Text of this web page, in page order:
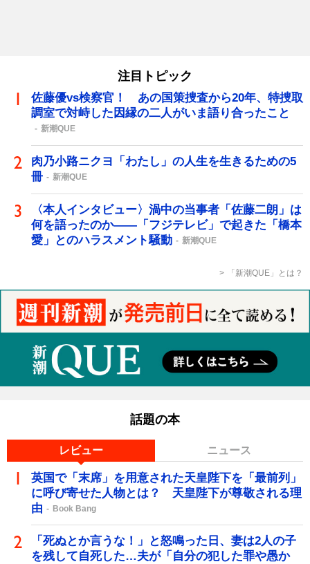
注目トピック
佐藤優vs検察官！ あの国策捜査から20年、特捜取
調室で対峙した因縁の二人がいま語り合ったこと
新潮QUE
肉乃小路ニクヨ「わたし」の人生を生きるための5
冊
新潮QUE
〈本人インタビュー〉渦中の当事者「佐藤二朗」は
何を語ったのか――「フジテレビ」で起きた「橋本
愛」とのハラスメント騒動
新潮QUE
「新潮QUE」とは？
話題の本
レビュー ニュース
英国で「末席」を用意された天皇陛下を「最前列」
に呼び寄せた人物とは？ 天皇陛下が尊敬される理
由
Book Bang
「死ぬとか言うな！」と怒鳴った日、妻は2人の子
を残して自死した…夫が「自分の犯した罪や愚か